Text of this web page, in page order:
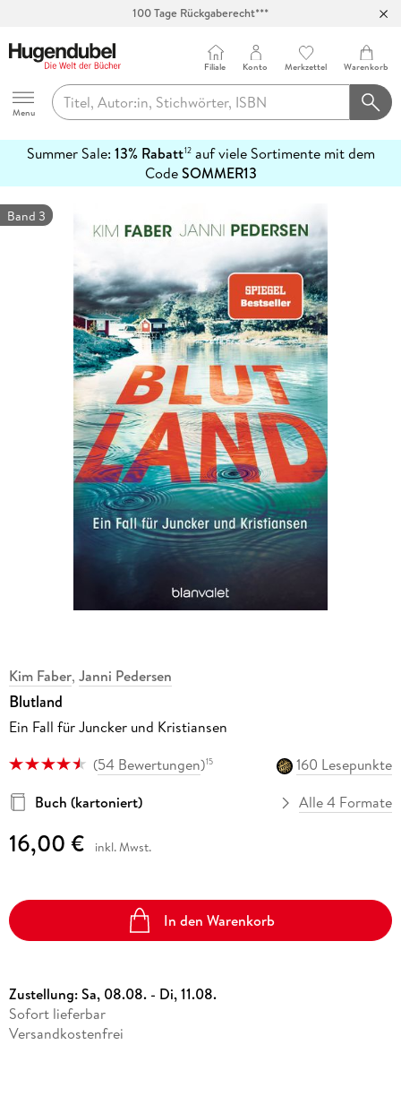
100 Tage Rückgaberecht***
Hugendubel
Menu
Filiale Konto Merkzettel Warenkorb
Summer Sale: 13% Rabatt12auf viele Sortimente mit dem
CodeSOMMER13
erfahren
Band 3
Kim Faber, Janni Pedersen
Blutland
Ein Fall für Juncker und Kristiansen
(54 Bewertungen)15
160 Lesepunkte
Buch (kartoniert)
Alle 4 Formate
16,00 € inkl. Mwst.
In den Warenkorb
Zustellung:Sa, 08.08. - Di, 11.08.
Sofort lieferbar
Versandkostenfrei